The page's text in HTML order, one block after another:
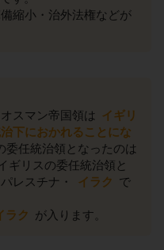
縮小・治外法権などが
スマン帝国領は イギリ
下におかれることにな
委任統治領となったのは
ギリスの委任統治領と
レスチナ・
イラク で
ラク が入ります。